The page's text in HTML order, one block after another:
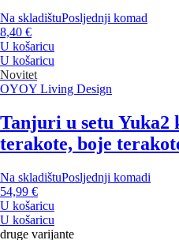
Na skladištuPosljednji komad
8,40 €
U košaricu
U košaricu
Novitet
OYOY Living Design
Tanjuri u setu Yuka2
terakote, boje
Na skladištuPosljednji komadi
54,99 €
U košaricu
U košaricu
druge varijante